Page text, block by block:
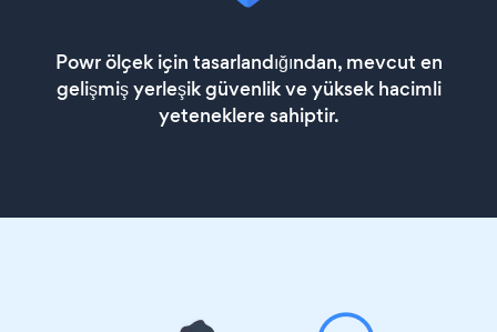
Powr ölçek için tasarlandığından, mevcut en
gelişmiş yerleşik güvenlik ve yüksek hacimli
yeteneklere sahiptir.